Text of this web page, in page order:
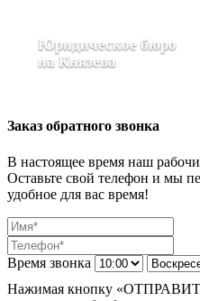
Юридическое бюро
на Князева
Заказ обратного звонка
В настоящее время наш
Оставьте свой телефон и мы
удобное для вас время!
Время звонка
Нажимая кнопку